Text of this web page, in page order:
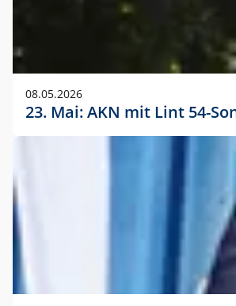
08.05.2026
23. Mai: AKN mit Lint 54-